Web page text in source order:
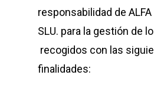
responsabilidad de
SLU. para la gestión de
recogidos con las
finalidades: